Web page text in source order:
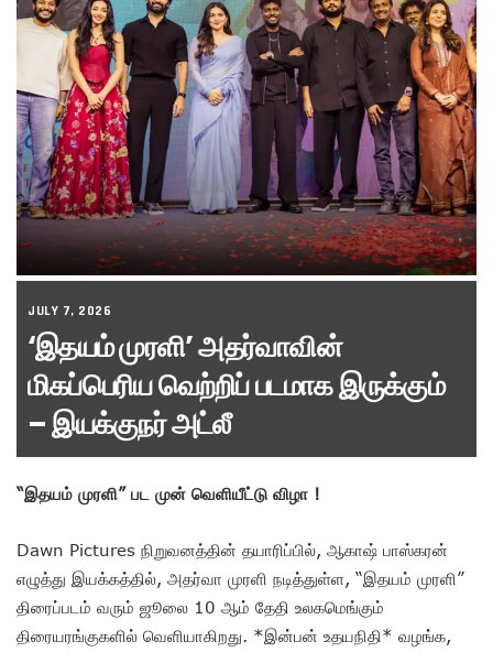
JULY 7, 2026
‘இதயம் முரளி’ அதர்வாவின்
மிகப்பெரிய வெற்றிப் படமாக இருக்கும்
– இயக்குநர் அட்லீ
“இதயம் முரளி” பட முன் வெளியீட்டு விழா !
Dawn Pictures நிறுவனத்தின் தயாரிப்பில், ஆகாஷ் பாஸ்கரன்
எழுத்து இயக்கத்தில், அதர்வா முரளி நடித்துள்ள, “இதயம் முரளி”
திரைப்படம் வரும் ஜூலை 10 ஆம் தேதி உலகமெங்கும்
திரையரங்குகளில் வெளியாகிறது. *இன்பன் உதயநிதி* வழங்க,